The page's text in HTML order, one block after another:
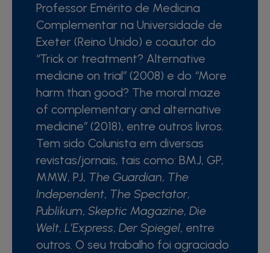
Professor Emérito de Medicina
Complementar na Universidade de
Exeter (Reino Unido) e coautor do
“Trick or treatment? Alternative
medicine on trial” (2008) e do “More
harm than good? The moral maze
of complementary and alternative
medicine” (2018), entre outros livros.
Tem sido Colunista em diversas
revistas/jornais, tais como: BMJ, GP,
MMW, PJ, The Guardian, The
Independent, The Spectator,
Publikum, Skeptic Magazine, Die
Welt, L’Express, Der Spiegel, entre
outros. O seu trabalho foi agraciado